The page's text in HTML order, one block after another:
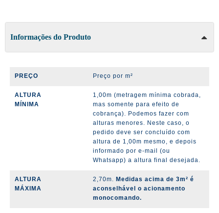
Informações do Produto
PREÇO Preço por m²
ALTURA
MÍNIMA
1,00m (metragem mínima cobrada,
mas somente para efeito de
cobrança). Podemos fazer com
alturas menores. Neste caso, o
pedido deve ser concluído com
altura de 1,00m mesmo, e depois
informado por e-mail (ou
Whatsapp) a altura final desejada.
ALTURA
MÁXIMA
2,70m. Medidas acima de 3m² é
aconselhável o acionamento
monocomando.